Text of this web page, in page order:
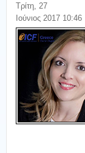
Τρίτη, 27
Ιούνιος 2017 10:46